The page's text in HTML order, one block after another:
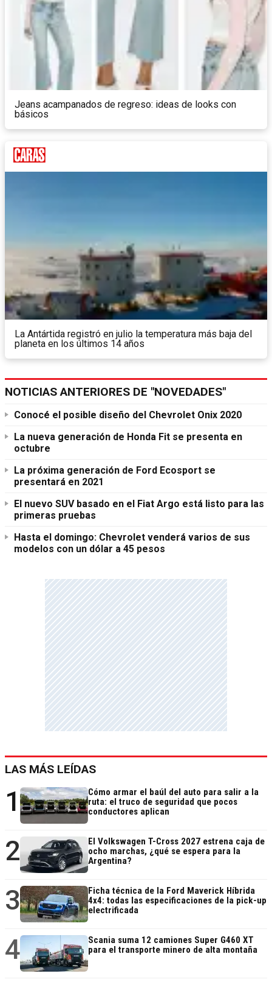
Jeans acampanados de regreso: ideas de looks con
básicos
La Antártida registró en julio la temperatura más baja del
planeta en los últimos 14 años
NOTICIAS ANTERIORES DE "NOVEDADES"
Conocé el posible diseño del Chevrolet Onix 2020
La nueva generación de Honda Fit se presenta en
octubre
La próxima generación de Ford Ecosport se
presentará en 2021
El nuevo SUV basado en el Fiat Argo está listo para las
primeras pruebas
Hasta el domingo: Chevrolet venderá varios de sus
modelos con un dólar a 45 pesos
LAS MÁS LEÍDAS
1
Cómo armar el baúl del auto para salir a la
ruta: el truco de seguridad que pocos
conductores aplican
2
El Volkswagen T-Cross 2027 estrena caja de
ocho marchas, ¿qué se espera para la
Argentina?
3
Ficha técnica de la Ford Maverick Híbrida
4x4: todas las especificaciones de la pick-up
electrificada
4
Scania suma 12 camiones Super G460 XT
para el transporte minero de alta montaña